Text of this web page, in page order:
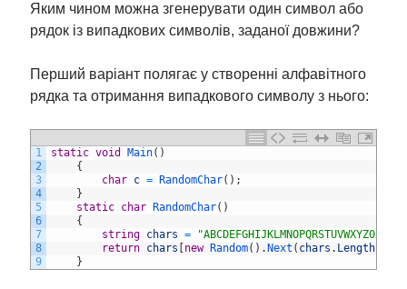
Яким чином можна згенерувати один символ або
рядок із випадкових символів, заданої довжини?
Перший варіант полягає у створенні алфавітного
рядка та отримання випадкового символу з нього:
1
2
3
4
5
6
7
8
9
static void Main( )
{
char c = RandomChar( ) ;
}
static char RandomChar( )
{
string chars =
return chars new Random( ) . Next ( chars . Length
}